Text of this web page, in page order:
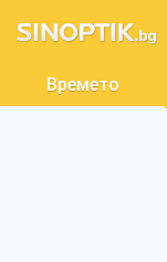
Времето